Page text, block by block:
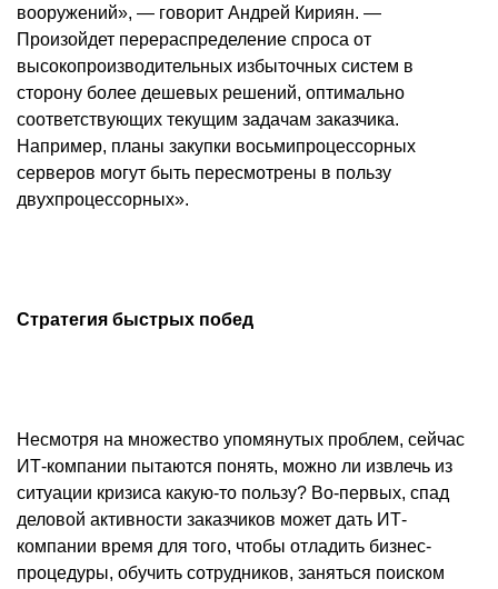
вооружений», — говорит Андрей Кириян. —
Произойдет перераспределение спроса от
высокопроизводительных избыточных систем в
сторону более дешевых решений, оптимально
соответствующих текущим задачам заказчика.
Например, планы закупки восьмипроцессорных
серверов могут быть пересмотрены в пользу
двухпроцессорных».
Стратегия быстрых побед
Несмотря на множество упомянутых проблем, сейчас
ИТ-компании пытаются понять, можно ли извлечь из
ситуации кризиса какую-то пользу? Во-первых, спад
деловой активности заказчиков может дать ИТ-
компании время для того, чтобы отладить бизнес-
процедуры, обучить сотрудников, заняться поиском